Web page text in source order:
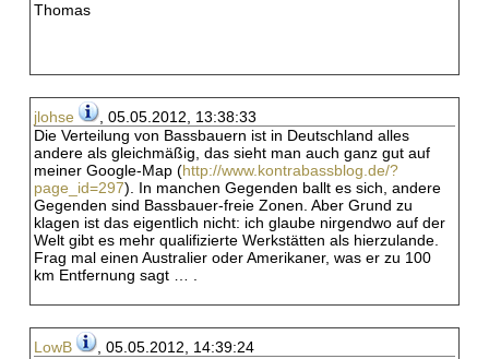
Thomas
jlohse
, 05.05.2012, 13:38:33
Die Verteilung von Bassbauern ist in Deutschland alles
andere als gleichmäßig, das sieht man auch ganz gut auf
meiner Google-Map (http://www.kontrabassblog.de/?
page_id=297). In manchen Gegenden ballt es sich, andere
Gegenden sind Bassbauer-freie Zonen. Aber Grund zu
klagen ist das eigentlich nicht: ich glaube nirgendwo auf der
Welt gibt es mehr qualifizierte Werkstätten als hierzulande.
Frag mal einen Australier oder Amerikaner, was er zu 100
km Entfernung sagt … .
LowB
, 05.05.2012, 14:39:24